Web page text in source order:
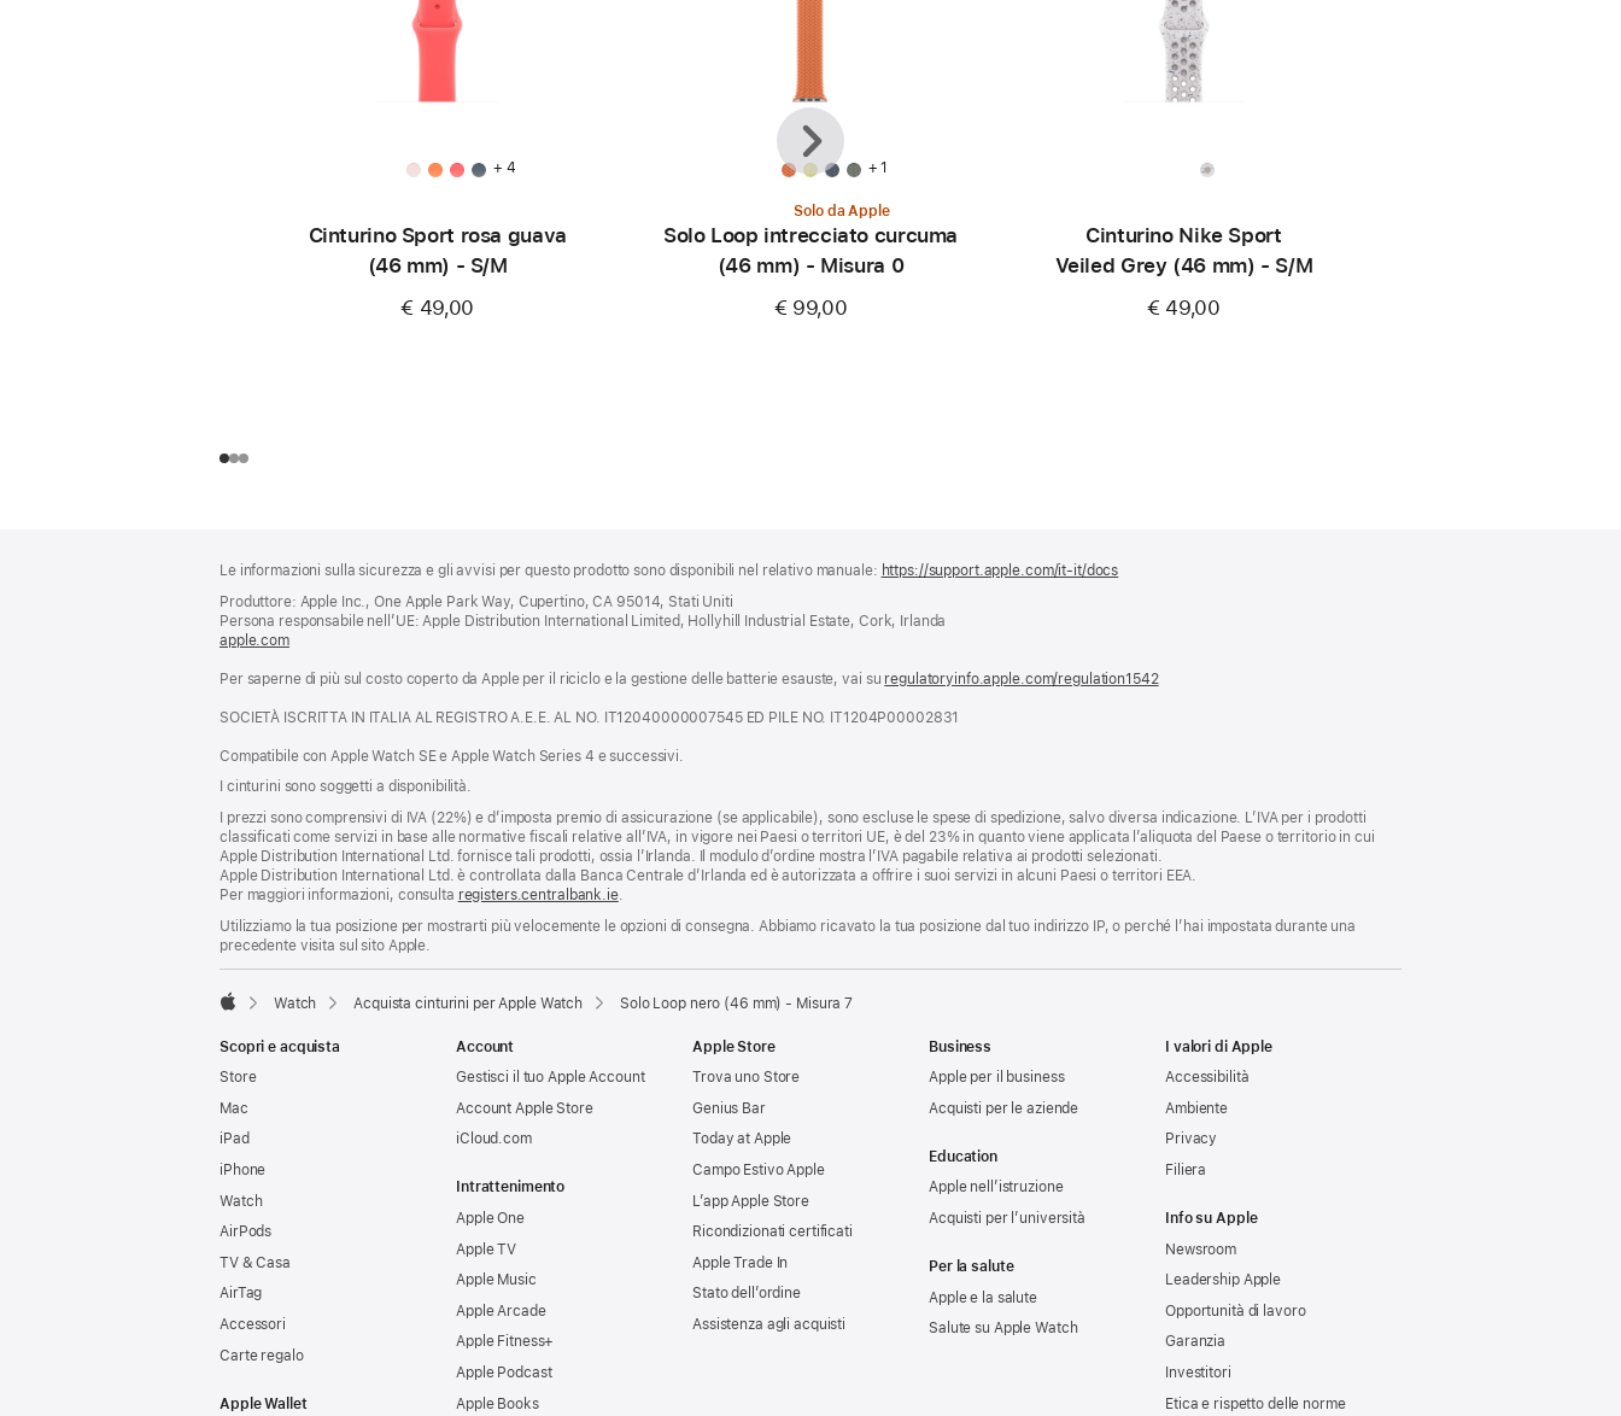
+ 4
Cinturino Sport rosa guava
(46 mm) - S/M
€ 49,00
+ 1
Solo da Apple
Solo Loop intrecciato curcuma
(46 mm) - Misura 0
€ 99,00
Cinturino Nike Sport
Veiled Grey (46 mm) - S/M
€ 49,00
Precedente
Avanti
di
pagina
a
piè
di
pagina
Le informazioni sulla sicurezza e gli avvisi per questo prodotto sono disponibili nel relativo manuale: https://support.apple.com/it-it/docs
Produttore: Apple Inc., One Apple Park Way, Cupertino, CA 95014, Stati Uniti
Persona responsabile nell’UE: Apple Distribution International Limited, Hollyhill Industrial Estate, Cork, Irlanda
apple.com(si
una
finestra)
Per saperne di più sul costo coperto da Apple per il riciclo e la gestione delle batterie esauste, vai su regulatoryinfo.apple.com/regulation1542(si
SOCIETÀ ISCRITTA IN ITALIA AL REGISTRO A.E.E. AL NO. IT12040000007545 ED PILE NO. IT1204P00002831
Compatibile con Apple Watch SE e Apple Watch Series 4 e successivi.
I cinturini sono soggetti a disponibilità.
I prezzi sono comprensivi di IVA (22%) e d’imposta premio di assicurazione (se applicabile), sono escluse le spese di spedizione, salvo diversa indicazione. L’IVA per i prodotti
classificati come servizi in base alle normative fiscali relative all’IVA, in vigore nei Paesi o territori UE, è del 23% in quanto viene applicata l’aliquota del Paese o territorio in cui
Apple Distribution International Ltd. fornisce tali prodotti, ossia l’Irlanda. Il modulo d’ordine mostra l’IVA pagabile relativa ai prodotti selezionati.
Apple Distribution International Ltd. è controllata dalla Banca Centrale d’Irlanda ed è autorizzata a offrire i suoi servizi in alcuni Paesi o territori EEA.
Per maggiori informazioni, consulta registers.centralbank.ie.
Utilizziamo la tua posizione per mostrarti più velocemente le opzioni di consegna. Abbiamo ricavato la tua posizione dal tuo indirizzo IP, o perché l’hai impostata durante una
precedente visita sul sito Apple.
Watch Acquista cinturini per Apple Watch Solo Loop nero (46 mm) - Misura 7
Scopri e acquista
Store
Mac
iPad
iPhone
Watch
AirPods
TV & Casa
AirTag
Accessori
Carte regalo
Apple Wallet
Account
Gestisci il tuo Apple Account
Account Apple Store
iCloud.com
Intrattenimento
Apple One
Apple TV
Apple Music
Apple Arcade
Apple Fitness+
Apple Podcast
Apple Books
Apple Store
Trova uno Store
Genius Bar
Today at Apple
Campo Estivo Apple
L’app Apple Store
Ricondizionati certificati
Apple Trade In
Stato dell’ordine
Assistenza agli acquisti
Business
Apple per il business
Acquisti per le aziende
Education
Apple nell’istruzione
Acquisti per l’università
Per la salute
Apple e la salute
Salute su Apple Watch
I valori di Apple
Accessibilità
Ambiente
Privacy
Filiera
Info su Apple
Newsroom
Leadership Apple
Opportunità di lavoro
Garanzia
Investitori
Etica e rispetto delle norme